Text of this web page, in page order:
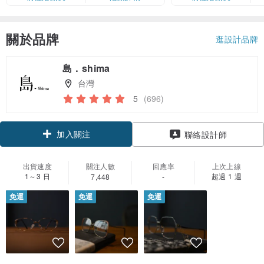
關於品牌 逛設計品牌
島．shima
台灣
5 (696)
加入關注 聯絡設計師
出貨速度
1～3 日
關注人數
7,448
回應率
-
上次上線
超過 1 週
免運 免運 免運